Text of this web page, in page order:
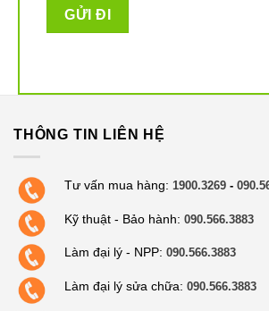
THÔNG TIN LIÊN HỆ
Tư vấn mua hàng: 1900.3269 -
Kỹ thuật - Bảo hành: 090.566.3883
Làm đại lý - NPP: 090.566.3883
Làm đại lý sửa chữa: 090.566.3883